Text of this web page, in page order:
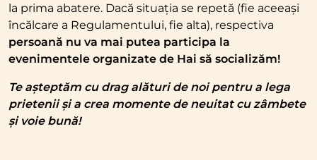
la prima abatere. Dacă situația se repetă (fie aceeași
încălcare a Regulamentului, fie alta), respectiva
persoană nu va mai putea participa la
evenimentele organizate de Hai să socializăm!
Te așteptăm cu drag alături de noi pentru a lega
prietenii și a crea momente de neuitat cu zâmbete
și voie bună!